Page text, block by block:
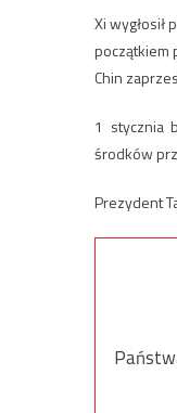
Xi
początkiem
Chin
1 stycznia
środków
Prezydent